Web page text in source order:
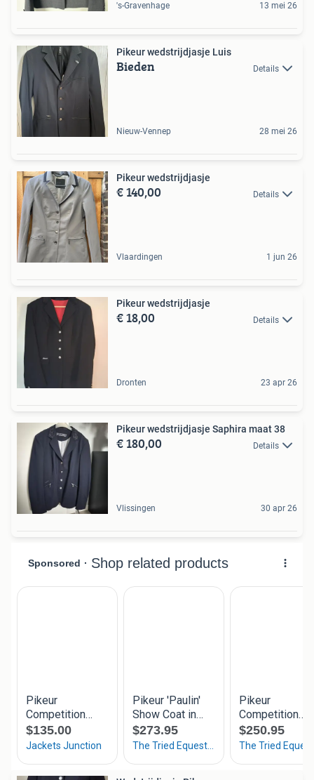
's-Gravenhage 13 mei 26
Pikeur wedstrijdjasje Luis
Bieden Details
Nieuw-Vennep 28 mei 26
Pikeur wedstrijdjasje
€ 140,00 Details
Vlaardingen 1 jun 26
Pikeur wedstrijdjasje
€ 18,00 Details
Dronten 23 apr 26
Pikeur wedstrijdjasje Saphira maat 38
€ 180,00 Details
Vlissingen 30 apr 26